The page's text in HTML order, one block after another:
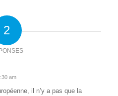
2
am
il n’y a pas que la